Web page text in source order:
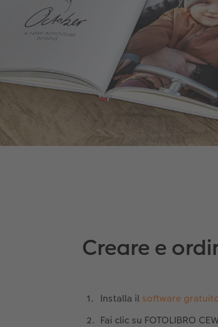
Creare e
Installa il software
Fai clic su FOTOLIBRO